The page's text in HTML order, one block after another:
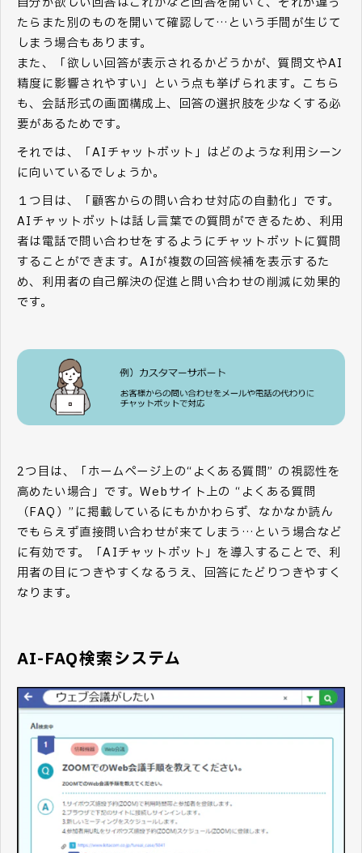
たらまた別のものを開いて確認して…という手間が生じて
しまう場合もあります。
また、「欲しい回答が表示されるかどうかが、質問文やAI
精度に影響されやすい」という点も挙げられます。こちら
も、会話形式の画面構成上、回答の選択肢を少なくする必
要があるためです。
それでは、「AIチャットボット」はどのような利用シーン
に向いているでしょうか。
１つ目は、「顧客からの問い合わせ対応の自動化」です。
AIチャットボットは話し言葉での質問ができるため、利用
者は電話で問い合わせをするようにチャットボットに質問
することができます。AIが複数の回答候補を表示するた
め、利用者の自己解決の促進と問い合わせの削減に効果的
です。
2つ目は、「ホームページ上の“よくある質問” の視認性を
高めたい場合」です。Webサイト上の “よくある質問
（FAQ）”に掲載しているにもかかわらず、なかなか読ん
でもらえず直接問い合わせが来てしまう…という場合など
に有効です。「AIチャットボット」を導入することで、利
用者の目につきやすくなるうえ、回答にたどりつきやすく
なります。
AI-FAQ検索システム